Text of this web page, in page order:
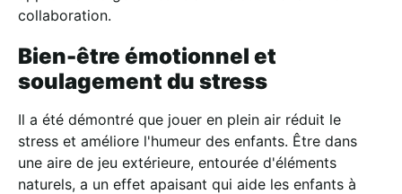
collaboration.
Bien-être émotionnel et
soulagement du stress
Il a été démontré que jouer en plein air réduit le
stress et améliore l'humeur des enfants. Être dans
une aire de jeu extérieure, entourée d'éléments
naturels, a un effet apaisant qui aide les enfants à